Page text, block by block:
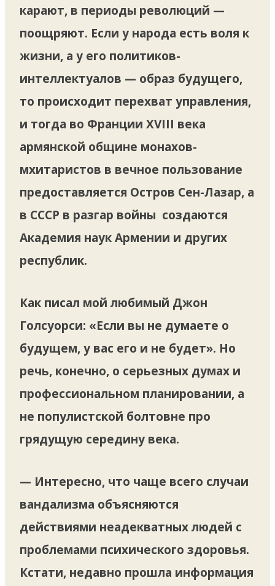
карают, в периоды революций —
поощряют. Если у народа есть воля к
жизни, а у его политиков-
интеллектуалов — образ будущего,
то происходит перехват управления,
и тогда во Франции XVIII века
армянской общине монахов-
мхитаристов в вечное пользование
предоставляется Остров Сен-Лазар, а
в СССР в разгар войны создаются
Академия наук Армении и других
республик.
Как писал мой любимый Джон
Голсуорси: «Если вы не думаете о
будущем, у вас его и не будет». Но
речь, конечно, о серьезных думах и
профессиональном планировании, а
не популистской болтовне про
грядущую середину века.
— Интересно, что чаще всего случаи
вандализма объясняются
действиями неадекватных людей с
проблемами психического здоровья.
Кстати, недавно прошла информация